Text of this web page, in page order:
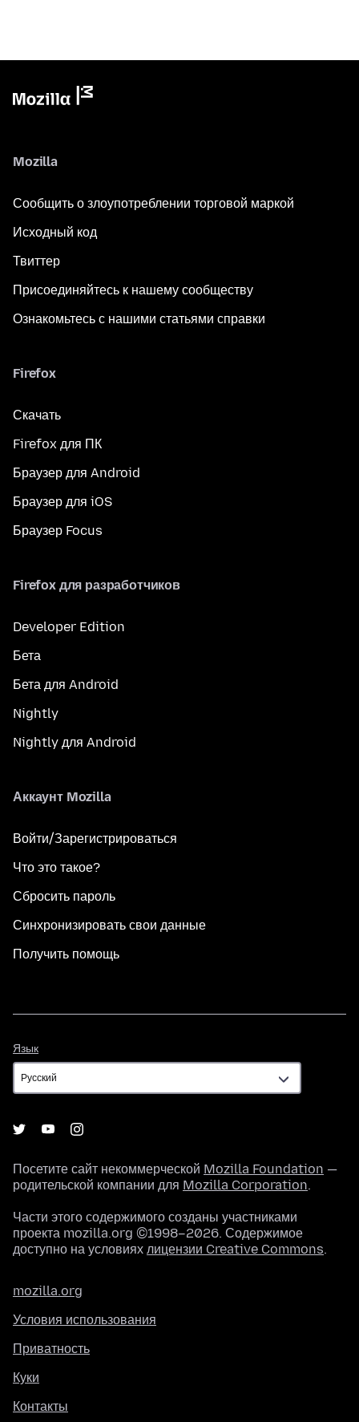
Mozilla
Сообщить о злоупотреблении торговой маркой
Исходный код
Твиттер
Присоединяйтесь к нашему сообществу
Ознакомьтесь с нашими статьями справки
Firefox
Скачать
Firefox для ПК
Браузер для Android
Браузер для iOS
Браузер Focus
Firefox для разработчиков
Developer Edition
Бета
Бета для Android
Nightly
Nightly для Android
Аккаунт Mozilla
Войти/Зарегистрироваться
Что это такое?
Сбросить пароль
Синхронизировать свои данные
Получить помощь
Язык
Посетите сайт некоммерческой Mozilla Foundation —
родительской компании для Mozilla Corporation.
Части этого содержимого созданы участниками
проекта mozilla.org ©1998–2026. Содержимое
доступно на условиях лицензии Creative Commons.
mozilla.org
Условия использования
Приватность
Куки
Контакты